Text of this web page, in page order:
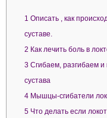
1 Описать , как
суставе.
2 Как лечить боль в
3 Сгибаем, разгибаем
сустава
4 Мышцы-сгибатели
5 Что делать если